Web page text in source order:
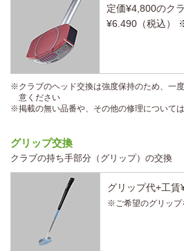
定価¥4,800のク
¥6.490（税込）
※クラブのヘッド交換は強度保持のため、一
意ください
※掲載の無い品番や、その他の修理について
グリップ交換
クラブの持ち手部分（グリップ）の交換
グリップ代+工賃
※ご希望のグリップ